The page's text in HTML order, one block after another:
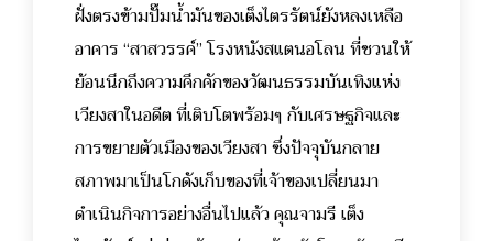
ฝั่งตรงข้ามปั๊มน้ำมันของเต็งไตรรัตน์ยังหลงเหลือ
อาคาร “สาสวรรค์” โรงหนังสแตนอโลน ที่ชวนให้
ย้อนนึกถึงความคึกคักของวัฒนธรรมบันเทิงแห่ง
เวียงสาในอดีต ที่เติบโตพร้อมๆ กับเศรษฐกิจและ
การขยายตัวเมืองของเวียงสา ซึ่งปัจจุบันกลาย
สภาพมาเป็นโกดังเก็บของที่เจ้าของเปลี่ยนมา
ดำเนินกิจการอย่างอื่นไปแล้ว คุณจามรี เต็ง